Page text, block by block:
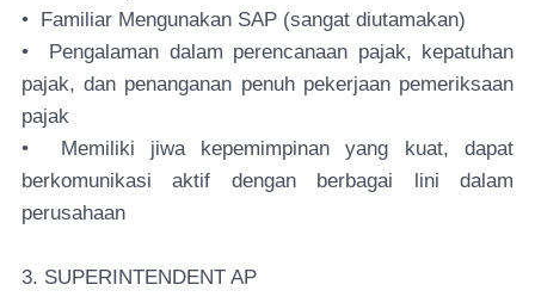
• Familiar Mengunakan SAP (sangat diutamakan)
• Pengalaman dalam perencanaan pajak, kepatuhan
pajak, dan penanganan penuh pekerjaan pemeriksaan
pajak
• Memiliki jiwa kepemimpinan yang kuat, dapat
berkomunikasi aktif dengan berbagai lini dalam
perusahaan
3. SUPERINTENDENT AP